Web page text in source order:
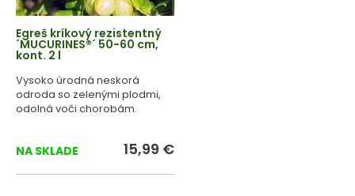
Egreš kríkový rezistentný
´MUCURINES®´ 50-60 cm,
kont. 2 l
Vysoko úrodná neskorá
odroda so zelenými plodmi,
odolná voči chorobám.
NA SKLADE 15,99 €